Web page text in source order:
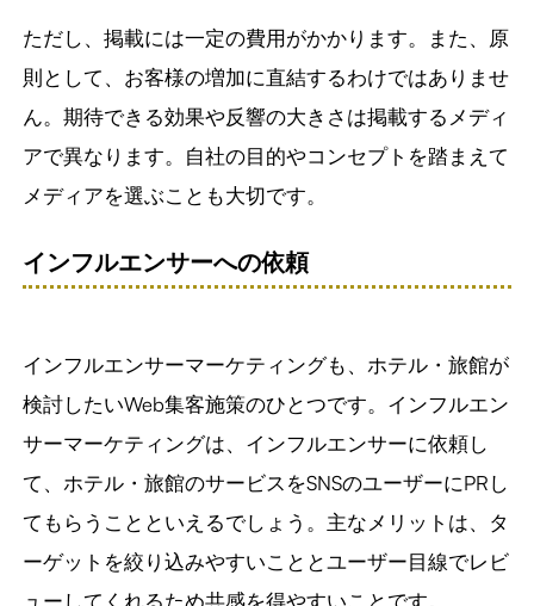
ただし、掲載には一定の費用がかかります。また、原
則として、お客様の増加に直結するわけではありませ
ん。期待できる効果や反響の大きさは掲載するメディ
アで異なります。自社の目的やコンセプトを踏まえて
メディアを選ぶことも大切です。
インフルエンサーへの依頼
インフルエンサーマーケティングも、ホテル・旅館が
検討したいWeb集客施策のひとつです。インフルエン
サーマーケティングは、インフルエンサーに依頼し
て、ホテル・旅館のサービスをSNSのユーザーにPRし
てもらうことといえるでしょう。主なメリットは、タ
ーゲットを絞り込みやすいこととユーザー目線でレビ